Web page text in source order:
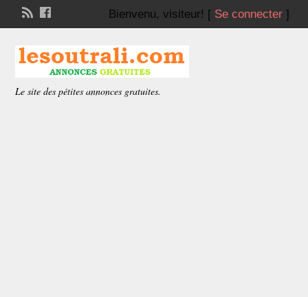
Bienvenu, visiteur! [ Se connecter]
Le site des pétites annonces gratuites.